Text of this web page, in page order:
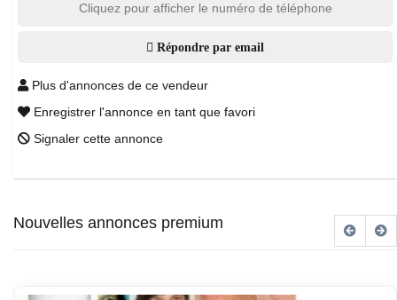
Cliquez pour afficher le numéro de téléphone
Répondre par email
Plus d'annonces de ce vendeur
Enregistrer l'annonce en tant que favori
Signaler cette annonce
Nouvelles annonces premium